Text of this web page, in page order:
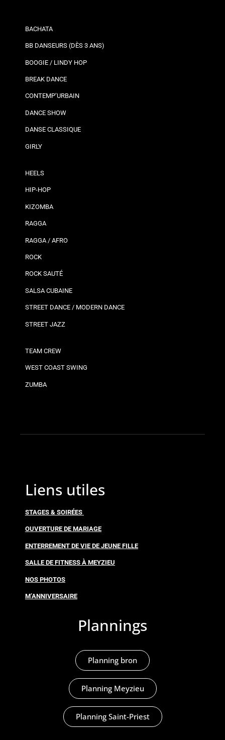
BACHATA
BB DANSEURS (DÈS 3 ANS)
BOOGIE / LINDY HOP
BREAK DANCE
CONTEMP’URBAIN
DANCE SHOW
DANSE CLASSIQUE
GIRLY
HEELS
HIP-HOP
KIZOMBA
RAGGA
RAGGA / AFRO
ROCK
ROCK SAUTÉ
SALSA CUBAINE
STREET DANCE / MODERN DANCE
STREET JAZZ
TEAM CREW
WEST COAST SWING
ZUMBA
Liens utiles
STAGES & SOIRÉES
OUVERTURE DE MARIAGE
ENTERREMENT DE VIE DE JEUNE FILLE
SALLE DE FITNESS À MEYZIEU
NOS PHOTOS
M’ANNIVERSAIRE
Plannings
Planning bron
Planning Meyzieu
Planning Saint-Priest